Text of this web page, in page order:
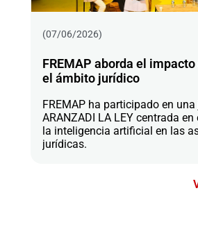
(07/06/2026)
FREMAP aborda el impacto
el ámbito jurídico
FREMAP ha participado en
ARANZADI LA LEY centrada
la inteligencia artificial en las
jurídicas.